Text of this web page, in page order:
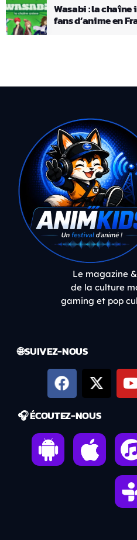
Wasabi : la
fans d’anime en
Le magazine
de la culture
gaming et pop
🌐 SUIVEZ-NOUS
🎧 ÉCOUTEZ-NOUS